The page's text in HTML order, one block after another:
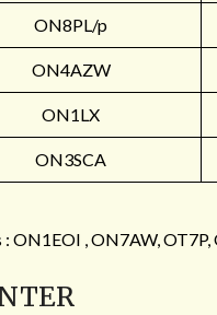
ON8PL/p
ON4AZW
ON1LX
ON3SCA
ON1EOI , ON7AW,